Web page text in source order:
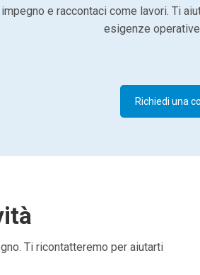
e raccontaci come lavori. Ti
esigenze
Richiedi una
Ti ricontatteremo per aiutarti